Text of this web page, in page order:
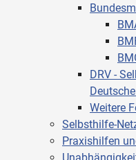
DRV -
Weitere
Selbsthilfe-
Praxishilfen